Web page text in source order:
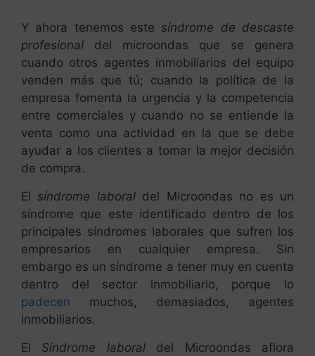
Y ahora tenemos este síndrome de descaste
profesional del microondas que se genera
cuando otros agentes inmobiliarios del equipo
venden más que tú; cuando la política de la
empresa fomenta la urgencia y la competencia
entre comerciales y cuando no se entiende la
venta como una actividad en la que se debe
ayudar a los clientes a tomar la mejor decisión
de compra.
El síndrome laboraldel Microondas no es un
síndrome que este identificado dentro de los
principales síndromes laborales que sufren los
empresarios en cualquier empresa. Sin
embargo es un síndrome a tener muy en cuenta
dentro del sector inmobiliario, porque lo
padecen muchos, demasiados, agentes
inmobiliarios.
El Síndrome laboraldel Microondas aflora